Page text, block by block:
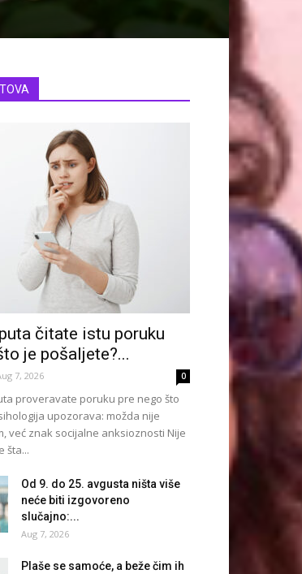
čitate istu poruku
je pošaljete?...
7, 2026 0
proveravate poruku pre nego što
upozorava: možda nije
već znak socijalne anksioznosti Nije
šta...
Od 9. do 25. avgusta ništa više
neće biti izgovoreno
slučajno:...
Aug 7, 2026
Plaše se samoće, a beže čim ih